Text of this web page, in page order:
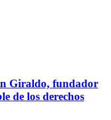
Giraldo, fundador
de los derechos